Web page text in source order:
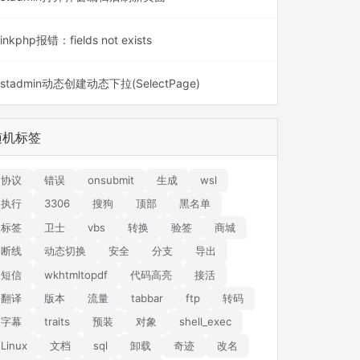
报错：fields not exists
动态创建动态下拉(SelectPage)
标签
协议 错误 onsubmit 生成
wsl
执行
3306 搜狗 顶部
黑名单
标签
卫士 vbs 转换 验签
商城
断线
动态切换 安全 分支
导出
短信
wkhtmltopdf 代码高亮
接活
翻译
版本 流量 tabbar ftp
转码
字幕
traits 预装 对象
shell_exec
Linux
文档 sql 卸载 奇迹 改名